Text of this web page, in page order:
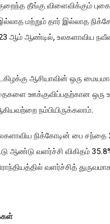
தீங்கு விளைவிக்கும்
மற்றும் தார் இல்லாத
ஆம் ஆண்டில், உலகளாவிய
ஆசியாவின் ஒரு
ஊக்குவிப்பதற்கான
நம்பியிருக்கலாம்.
நிக்கோடின் பை சந்தை
ஆண்டு வளர்ச்சி விகிதம்
வளர்ச்சித்